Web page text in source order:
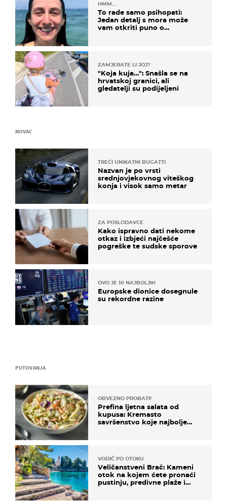
HMM…
To rade samo psihopati:
Jedan detalj s mora može
vam otkriti puno o
ZAMJERATE LI JOJ?
"Koja kuja…": Snašla se na
hrvatskoj granici, ali
gledatelji su podijeljeni
PUTOVANJA
OBVEZNO PROBATI!
Prefina ljetna salata od
kupusa: Kremasto
savršenstvo koje najbolje
VODIČ PO OTOKU
Veličanstveni Brač: Kameni
otok na kojem ćete pronaći
pustinju, predivne plaže i
NOVAC
TREĆI UNIKATNI BUGATTI
Nazvan je po vrsti
srednjovjekovnog viteškog
konja i visok samo metar
ZA POSLODAVCE
Kako ispravno dati nekome
otkaz i izbjeći najčešće
pogreške te sudske sporove
OVO JE 10 NAJBOLJIH
Europske dionice dosegnule
su rekordne razine